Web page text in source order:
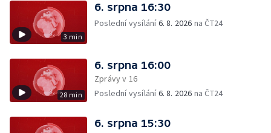
3 min
6. srpna 16:30
Poslední vysílání6. 8. 2026 na ČT24
28 min
6. srpna 16:00
Zprávy v 16
Poslední vysílání6. 8. 2026 na ČT24
6. srpna 15:30